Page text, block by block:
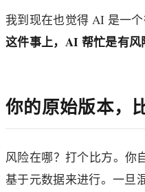
我到现在也觉得 AI 是一
这件事上，AI 帮忙是有风
你的原始版本，
风险在哪？打个比方。你
基于元数据来进行。一旦